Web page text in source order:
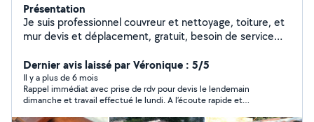
Présentation
Je suis professionnel couvreur et nettoyage, toiture, et
mur devis et déplacement, gratuit, besoin de service
Dernier avis laissé par Véronique : 5/5
Il y a plus de 6 mois
Rappel immédiat avec prise de rdv pour devis le lendemain
dimanche et travail effectué le lundi. A l’écoute rapide et